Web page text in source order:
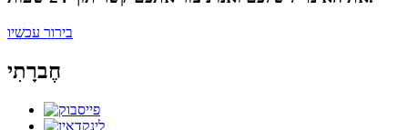
בירור עכשיו
חֶברָתִי